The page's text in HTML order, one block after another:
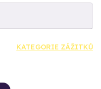
KATEGORIE ZÁŽITKŮ